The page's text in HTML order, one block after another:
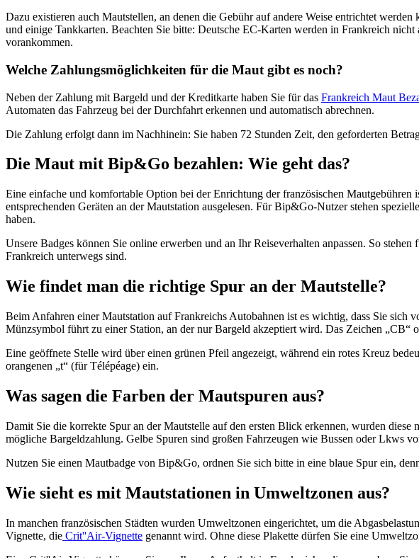
Dazu existieren auch Mautstellen, an denen die Gebühr auf andere Weise entrichtet
und einige Tankkarten. Beachten Sie bitte: Deutsche EC-Karten werden in Frankreich
vorankommen.
Welche Zahlungsmöglichkeiten für die Maut gibt es noch?
Neben der Zahlung mit Bargeld und der Kreditkarte haben Sie für das Frankreich Maut
Automaten das Fahrzeug bei der Durchfahrt erkennen und automatisch abrechnen.
Die Zahlung erfolgt dann im Nachhinein: Sie haben 72 Stunden Zeit, den geforderten
Die Maut mit Bip&Go bezahlen: Wie geht das?
Eine einfache und komfortable Option bei der Enrichtung der französischen
entsprechenden Geräten an der Mautstation ausgelesen. Für Bip&Go-Nutzer stehen
haben.
Unsere Badges können Sie online erwerben und an Ihr Reiseverhalten anpassen. So
Frankreich unterwegs sind.
Wie findet man die richtige Spur an der Mautstelle?
Beim Anfahren einer Mautstation auf Frankreichs Autobahnen ist es wichtig, dass Sie
Münzsymbol führt zu einer Station, an der nur Bargeld akzeptiert wird. Das Zeichen
Eine geöffnete Stelle wird über einen grünen Pfeil angezeigt, während ein rotes Kreuz
orangenen „t“ (für Télépéage) ein.
Was sagen die Farben der Mautspuren aus?
Damit Sie die korrekte Spur an der Mautstelle auf den ersten Blick erkennen, wurden
mögliche Bargeldzahlung. Gelbe Spuren sind großen Fahrzeugen wie Bussen oder Lkws
Nutzen Sie einen Mautbadge von Bip&Go, ordnen Sie sich bitte in eine blaue Spur ein,
Wie sieht es mit Mautstationen in Umweltzonen aus?
In manchen französischen Städten wurden Umweltzonen eingerichtet, um die
Vignette, die Crit''Air-Vignette genannt wird. Ohne diese Plakette dürfen Sie eine